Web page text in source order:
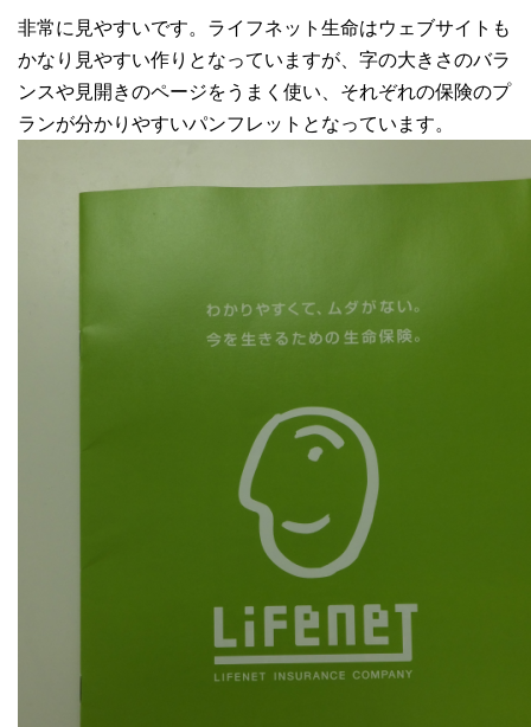
非常に見やすいです。ライフネット生命はウェブサイトも
かなり見やすい作りとなっていますが、字の大きさのバラ
ンスや見開きのページをうまく使い、それぞれの保険のプ
ランが分かりやすいパンフレットとなっています。